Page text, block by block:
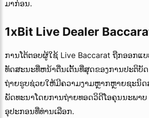
ມາກ່ອນ.
1xBit Live Dealer
ການໂຕ້ຕອບຜູ້ໃຊ້ Live Baccarat ຖືກອອກແ
ທັດສະນະທີ່ຫນ້າຕື່ນເຕັ້ນທີ່ສຸດຂອງການປະຕິບັດ
ຖ່າຍຮູບຊ່ວຍໃຫ້ມີຄວາມງາມຫຼາກຫຼາຍຊະນິດ
ພັດທະນາໂດຍການຖ່າຍທອດວິດີໂອຄຸນນະພາ
ອຸປະກອນທີ່ທ່ານເລືອກ.